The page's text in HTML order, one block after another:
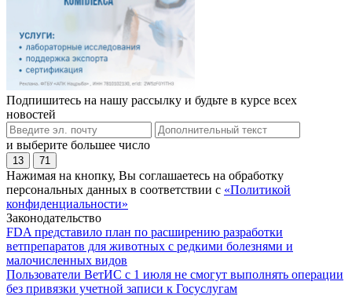
Подпишитесь на нашу рассылку и будьте в курсе всех
новостей
и выберите большее число
13 71
Нажимая на кнопку, Вы соглашаетесь на обработку
персональных данных в соответствии с «Политикой
конфиденциальности»
Законодательство
FDA представило план по расширению разработки
ветпрепаратов для животных с редкими болезнями и
малочисленных видов
Пользователи ВетИС с 1 июля не смогут выполнять операции
без привязки учетной записи к Госуслугам